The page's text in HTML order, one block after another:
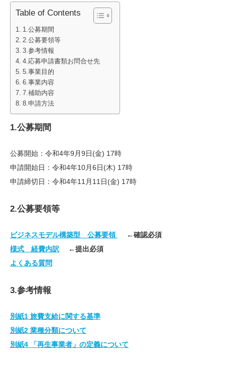
Table of Contents
1.公募期間
2.公募要領等
3.参考情報
4.応募申請書類お問合せ先
5.事業目的
6.事業内容
7.補助内容
8.申請方法
1.公募期間
公募開始：令和4年9月9日(金) 17時
申請開始日：令和4年10月6日(木) 17時
申請締切日：令和4年11月11日(金) 17時
2.公募要領等
ビジネスモデル構築型 公募要領
←確認必須
様式 経費内訳 ←提出必須
よくある質問
3.参考情報
別紙1 旅費支給に関する基準
別紙2 業種分類について
別紙4 「再生事業者」の定義について